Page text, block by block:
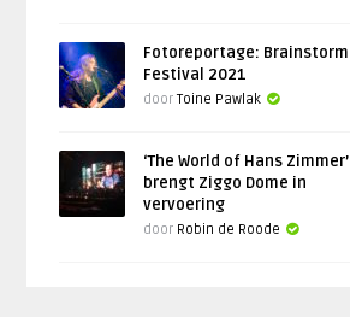
Fotoreportage: Brainstorm
Festival 2021
doorToine Pawlak
‘The World of Hans Zimmer’
brengt Ziggo Dome in
vervoering
door Robin de Roode